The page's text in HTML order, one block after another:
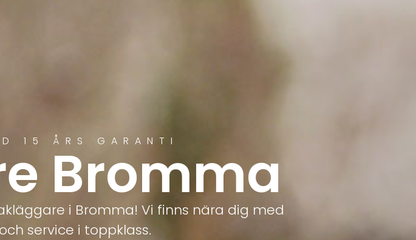
15 ÅRS GARANTI
Bromma
i Bromma! Vi finns nära dig med
service i toppklass.